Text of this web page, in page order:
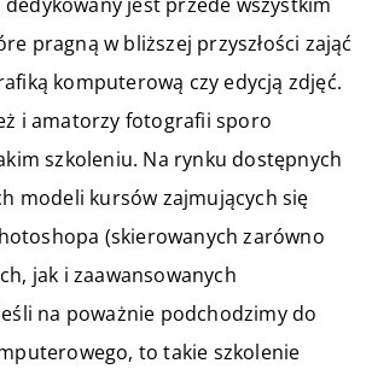
jest przede wszystkim
pragną w bliższej przyszłości zająć
komputerową czy edycją zdjęć.
i amatorzy fotografii sporo
szkoleniu. Na rynku dostępnych
modeli kursów zajmujących się
(skierowanych zarówno
jak i zaawansowanych
na poważnie podchodzimy do
to takie szkolenie